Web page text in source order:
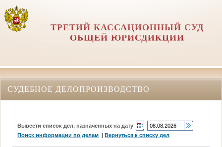
ТРЕТИЙ КАССАЦИОННЫЙ СУД
ОБЩЕЙ ЮРИСДИКЦИИ
СУДЕБНОЕ ДЕЛОПРОИЗВОДСТВО
Вывести список дел, назначенных на дату
Поиск информации по делам |Вернуться к списку дел